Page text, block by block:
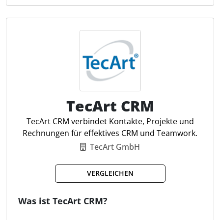
von Geschäftsprozessen, indem es Kommunikation,
kaufmännische Abläufe und Projektmanagement an
einem Ort bündelt. Die Software ermöglicht die
zentrale Ablage von Dokumenten, ein effizientes
Aufgabenmanagement und die Analyse von
Projektdaten für eine bessere
Unternehmenssteuerung. Steuerfachleute
profitieren von Funktionen wie dem DATEV-Export,
der eine nahtlose Integration in bestehende
Finanzbuchhaltungssysteme gewährleistet und die
Digitalisierung von Prozessen unterstützt.
Integriertes CRM und DMS
HR-Module
Aufgabenmanagement
Drag & Drop-Dokumentenablage
TecArt CRM
TecArt CRM verbindet Kontakte, Projekte und
Rechnungen für effektives CRM und Teamwork.
TecArt GmbH
VERGLEICHEN
Was ist TecArt CRM?